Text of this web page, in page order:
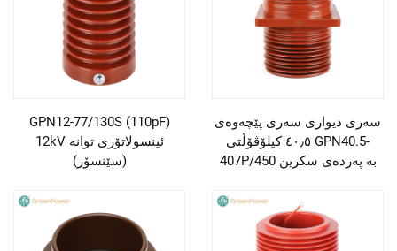
GPN12-77/130S (110pF)
12kV ئینسولاتۆری توانە
(سێنسۆر)
سەری دیواری سەری پێچەوەی
٤٠٫٥ کیلۆڤۆڵتی GPN40.5-
407P/450 بە پەردەی سکرین